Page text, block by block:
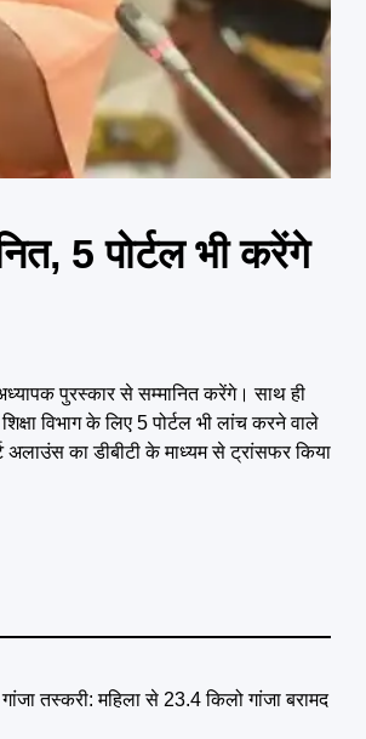
5 पोर्टल भी करेंगे
पुरस्कार से सम्मानित करेंगे। साथ ही
विभाग के लिए 5 पोर्टल भी लांच करने वाले
अलाउंस का डीबीटी के माध्यम से ट्रांसफर किया